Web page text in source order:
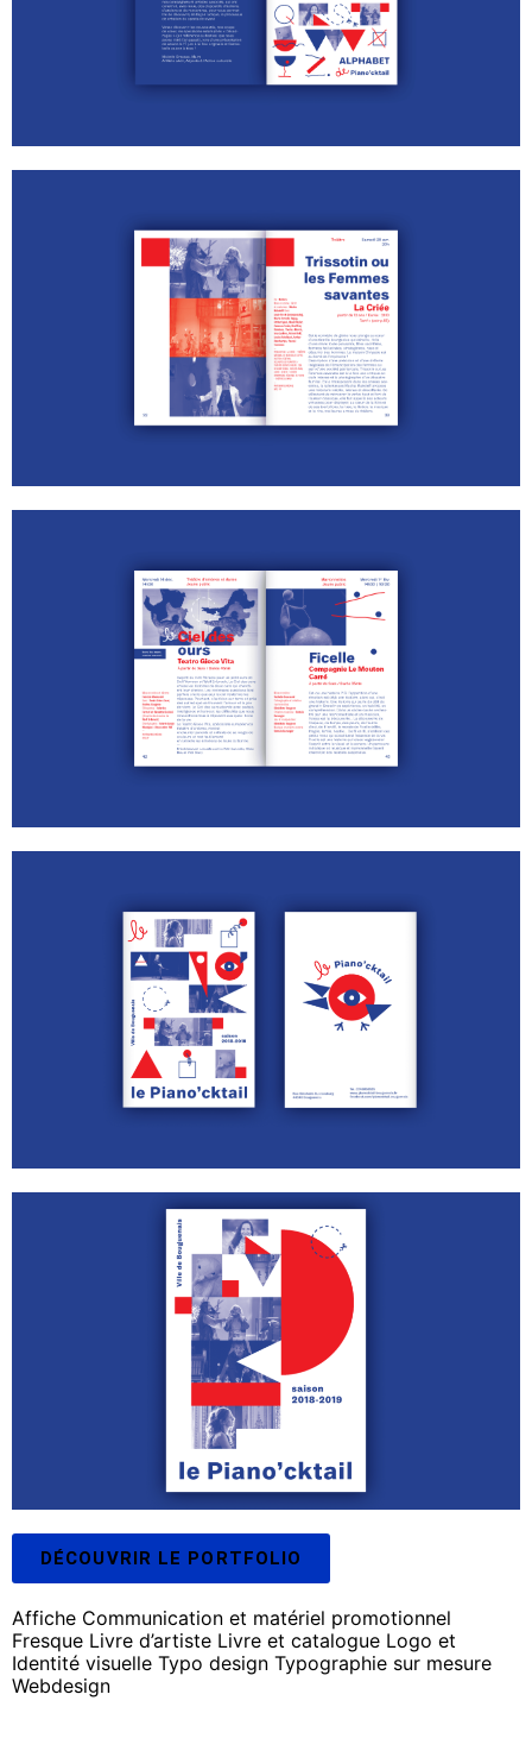
DÉCOUVRIR LE PORTFOLIO
Affiche Communication et matériel promotionnel
Fresque Livre d’artiste Livre et catalogue Logo et
Identité visuelle Typo design Typographie sur mesure
Webdesign